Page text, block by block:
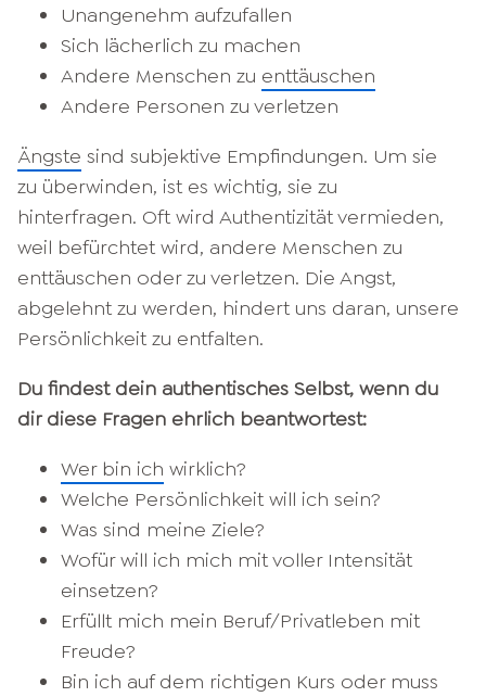
Unangenehm aufzufallen
Sich lächerlich zu machen
Andere Menschen zu enttäuschen
Andere Personen zu verletzen
Ängste sind subjektive Empfindungen. Um sie
zu überwinden, ist es wichtig, sie zu
hinterfragen. Oft wird Authentizität vermieden,
weil befürchtet wird, andere Menschen zu
enttäuschen oder zu verletzen. Die Angst,
abgelehnt zu werden, hindert uns daran, unsere
Persönlichkeit zu entfalten.
Du findest dein authentisches Selbst, wenn du
dir diese Fragen ehrlich beantwortest:
Wer bin ich wirklich?
Welche Persönlichkeit will ich sein?
Was sind meine Ziele?
Wofür will ich mich mit voller Intensität
einsetzen?
Erfüllt mich mein Beruf/Privatleben mit
Freude?
Bin ich auf dem richtigen Kurs oder muss